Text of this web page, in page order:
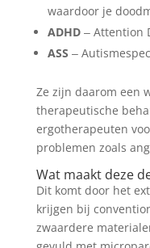
waardoor je
ADHD‒ Attention
ASS ‒
Ze zijn daarom een
therapeutische
ergotherapeuten
problemen zoals
Wat maakt deze
Dit komt door het
krijgen bij
zwaardere